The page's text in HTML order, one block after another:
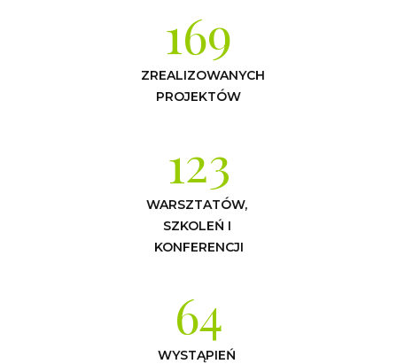
169
ZREALIZOWANYCH
PROJEKTÓW
123
WARSZTATÓW,
SZKOLEŃ I
KONFERENCJI
64
WYSTĄPIEŃ